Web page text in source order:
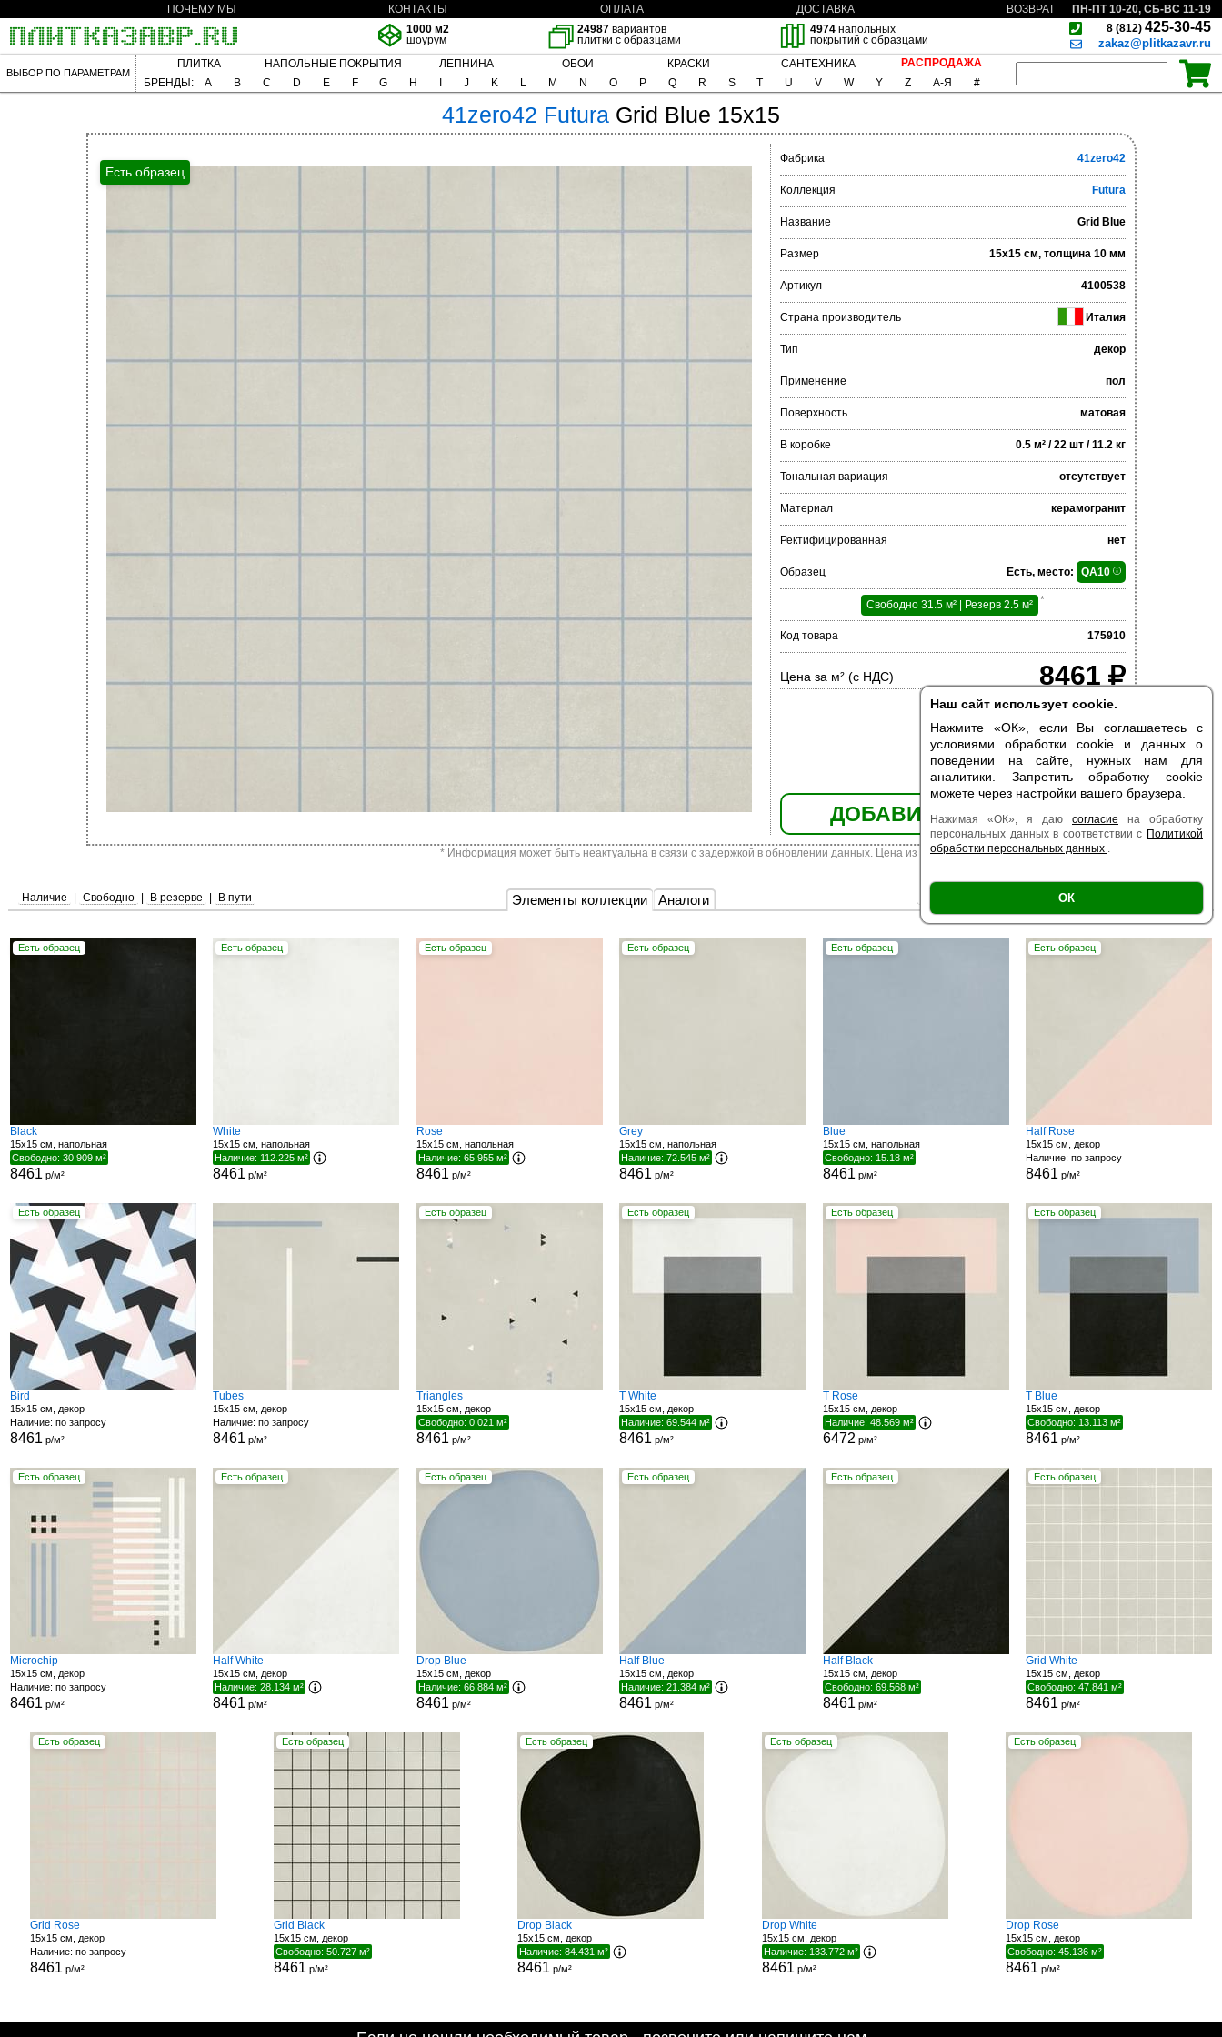
Наш сайт использует cookie.
Нажмите «ОК», если Вы соглашаетесь с
условиями обработки cookie и данных о
поведении на сайте, нужных нам для
аналитики. Запретить обработку cookie
можете через настройки вашего браузера.
Нажимая «ОК», я даю согласие на обработку
персональных данных в соответствии с Политикой
обработки персональных данных .
ОК
ПОЧЕМУ МЫ КОНТАКТЫ ОПЛАТА ДОСТАВКА ВОЗВРАТ
ПН-ПТ 10-20, СБ-ВС 11-19
1000 м2
шоурум
24987 вариантов
плитки с образцами
4974напольных
покрытий с образцами
8 (812) 425-30-45
zakaz@plitkazavr.ru
ВЫБОР ПО ПАРАМЕТРАМ
ПЛИТКА НАПОЛЬНЫЕ ПОКРЫТИЯ ЛЕПНИНА ОБОИ КРАСКИ САНТЕХНИКА
РАСПРОДАЖА
БРЕНДЫ:
A B C D E F G H J K L M N O P Q R S T U V W Y Z А-Я #
41zero42 Futura Grid Blue 15x15
Есть образец
Фабрика 41zero42
Коллекция Futura
Название Grid Blue
Размер 15x15 см, толщина 10 мм
Артикул 4100538
Страна производитель Италия
Тип декор
Применение пол
Поверхность матовая
В коробке 0.5 м² / 22 шт / 11.2 кг
Тональная вариация отсутствует
Материал керамогранит
Ректифицированная нет
Образец Есть, место: QA10
Свободно 31.5 м² | Резерв 2.5 м² *
Код товара 175910
Цена за м² (с НДС) 8461
ДОБАВИТЬ В КОРЗИНУ
* Информация может быть неактуальна в связи с задержкой в обновлении данных. Цена из наличия может отличаться от указанной.
Элементы коллекции Аналоги
Наличие Свободно В резерве В пути Поверхность
Есть образец
Black
15x15 см, напольная
Свободно: 30.909 м²
8461 р/м²
Есть образец
White
15x15 см, напольная
Наличие: 112.225 м²
8461 р/м²
Есть образец
Rose
15x15 см, напольная
Наличие: 65.955 м²
8461 р/м²
Есть образец
Grey
15x15 см, напольная
Наличие: 72.545 м²
8461 р/м²
Есть образец
Blue
15x15 см, напольная
Свободно: 15.18 м²
8461 р/м²
Есть образец
Half Rose
15x15 см, декор
Наличие: по запросу
8461 р/м²
Есть образец
Bird
15x15 см, декор
Наличие: по запросу
8461 р/м²
Tubes
15x15 см, декор
Наличие: по запросу
8461 р/м²
Есть образец
Triangles
15x15 см, декор
Свободно: 0.021 м²
8461 р/м²
Есть образец
T White
15x15 см, декор
Наличие: 69.544 м²
8461 р/м²
Есть образец
T Rose
15x15 см, декор
Наличие: 48.569 м²
6472 р/м²
Есть образец
T Blue
15x15 см, декор
Свободно: 13.113 м²
8461 р/м²
Есть образец
Microchip
15x15 см, декор
Наличие: по запросу
8461 р/м²
Есть образец
Half White
15x15 см, декор
Наличие: 28.134 м²
8461 р/м²
Есть образец
Drop Blue
15x15 см, декор
Наличие: 66.884 м²
8461 р/м²
Есть образец
Half Blue
15x15 см, декор
Наличие: 21.384 м²
8461 р/м²
Есть образец
Half Black
15x15 см, декор
Свободно: 69.568 м²
8461 р/м²
Есть образец
Grid White
15x15 см, декор
Свободно: 47.841 м²
8461 р/м²
Есть образец
Grid Rose
15x15 см, декор
Наличие: по запросу
8461 р/м²
Есть образец
Grid Black
15x15 см, декор
Свободно: 50.727 м²
8461 р/м²
Есть образец
Drop Black
15x15 см, декор
Наличие: 84.431 м²
8461 р/м²
Есть образец
Drop White
15x15 см, декор
Наличие: 133.772 м²
8461 р/м²
Есть образец
Drop Rose
15x15 см, декор
Свободно: 45.136 м²
8461 р/м²